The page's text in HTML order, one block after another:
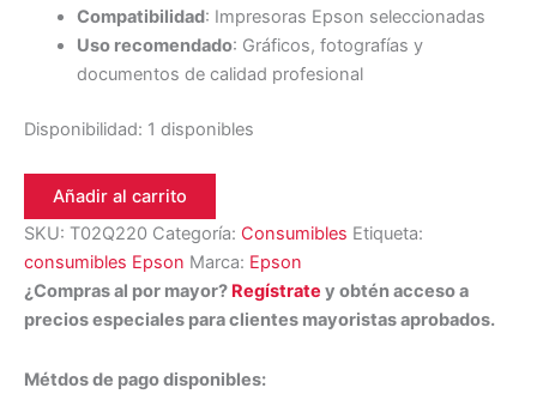
Compatibilidad: Impresoras Epson seleccionadas
Uso recomendado: Gráficos, fotografías y
documentos de calidad profesional
Disponibilidad: 1 disponibles
Añadir al carrito
SKU: T02Q220 Categoría: Consumibles Etiqueta:
consumibles Epson Marca: Epson
¿Compras al por mayor? Regístrate y obtén acceso a
precios especiales para clientes mayoristas aprobados.
Métdos de pago disponibles: